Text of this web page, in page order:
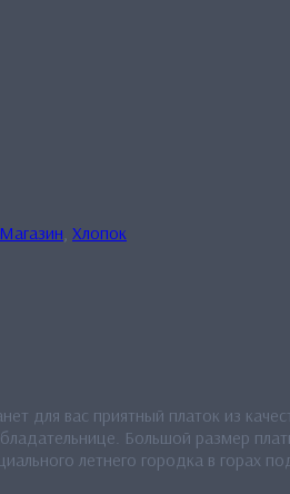
Магазин Хлопок
для вас приятный платок из
Большой размер
летнего городка в горах